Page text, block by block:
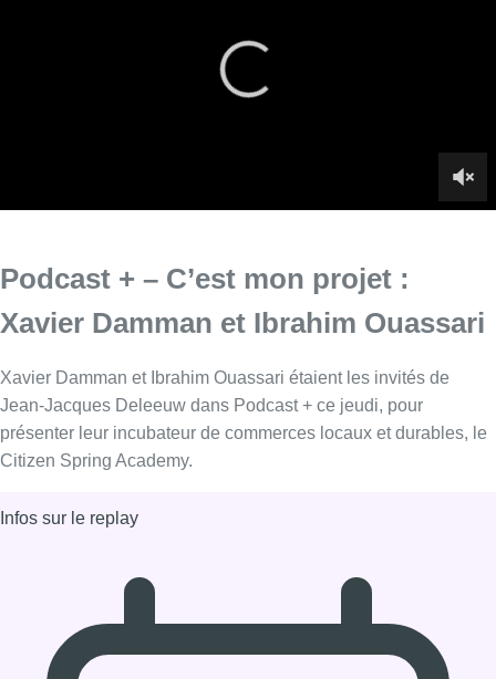
Xavier Damman et Ibrahim Ouassari
Xavier Damman et Ibrahim Ouassari étaient les invités de
présenter leur incubateur de commerces locaux et durables, le